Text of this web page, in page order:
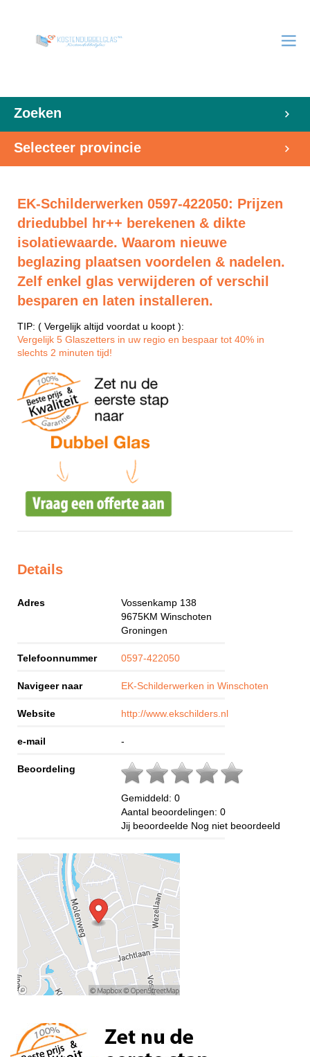
Zoeken
Selecteer provincie
EK-Schilderwerken 0597-422050: Prijzen
driedubbel hr++ berekenen & dikte
isolatiewaarde. Waarom nieuwe
beglazing plaatsen voordelen & nadelen.
Zelf enkel glas verwijderen of verschil
besparen en laten installeren.
TIP: ( Vergelijk altijd voordat u koopt ):
Vergelijk 5 Glaszetters in uw regio en bespaar tot 40% in
slechts 2 minuten tijd!
Details
Adres
Vossenkamp 138
9675KM Winschoten
Groningen
Telefoonnummer 0597-422050
Navigeer naar EK-Schilderwerken in Winschoten
Website http://www.ekschilders.nl
e-mail -
Beoordeling
Gemiddeld: 0
Aantal beoordelingen: 0
Jij beoordeelde Nog niet beoordeeld